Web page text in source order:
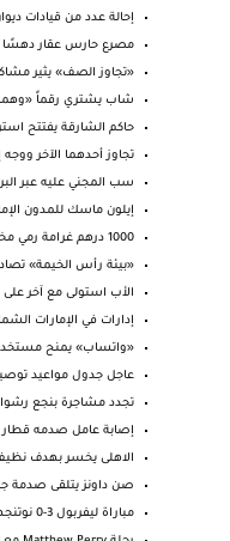
إحالة عدد من قيادات
مصرع حارس عقار دهسًا
«تجاوز الصف» يثير
شاب يشتري رقماً «وهمياً» مميزاً
حاكم الشارقة يفتتح
تجاوز أحدهما الآخر
سب المجني عليه عبر
إيلون ماسك للمدون
1000 درهم غرامة رمي مخلّفات من السيارة
«بيئة رأس الخيمة»
الأب استولى مع آخر على
إدارات في الإمارات
«واتساب» يمنح
عاجل جدول مواعيد
تجدد مشاجرة بنجع
إصابة عامل صدمه قطار
الاهلى يخسر بهدف
صن داونز يتلقى صدمة
مباراة ليفربول 3-0 نوتنجهام لحظة بلحظة.. أسماء الق...